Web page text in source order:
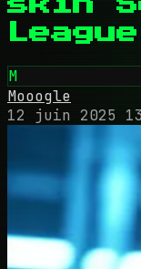
skin
M
Mooogle
12 juin 2025